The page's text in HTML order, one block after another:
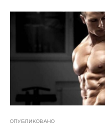
ОПУБЛИКОВАНО